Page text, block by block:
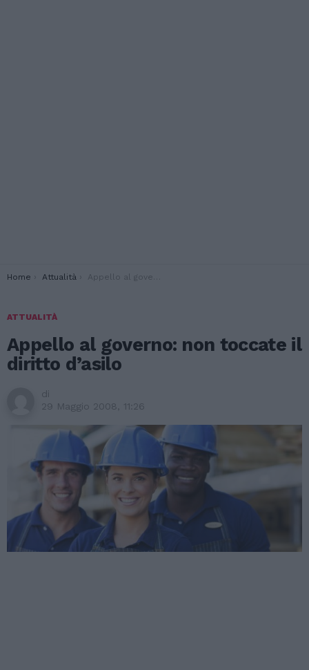
You are here:
Home Attualità Appello al governo: non toccate il diritto d’asilo
ATTUALITÀ
Appello al governo: non toccate il
diritto d’asilo
di
29 Maggio 2008, 11:26